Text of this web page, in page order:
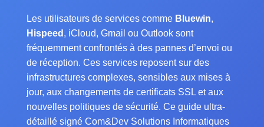
Les utilisateurs de services comme Bluewin,
Hispeed , iCloud, Gmail ou Outlook sont
fréquemment confrontés à des pannes d’envoi ou
de réception. Ces services reposent sur des
infrastructures complexes, sensibles aux mises à
jour, aux changements de certificats SSL et aux
nouvelles politiques de sécurité. Ce guide ultra-
détaillé signé Com&Dev Solutions Informatiques